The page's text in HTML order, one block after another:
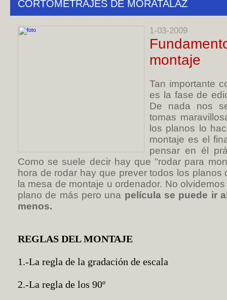
CORTOMETRAJES DE MORATALAZ
1-03-2009
montaje
Tan importante
es la fase de
De nada nos
tomas
los planos lo
montaje es el
pensar en él
Como se suele decir hay que "rodar para
hora de rodar hay que prever todos los
la mesa de montaje u ordenador. No
plano de más pero una película se puede ir
menos.
REGLAS DEL MONTAJE
1.-La regla de la gradación de escala
2.-La regla de los 90º